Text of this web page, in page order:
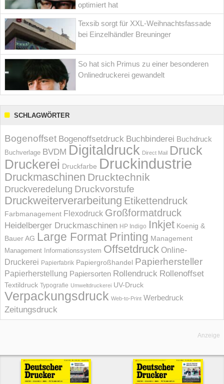
optimiert hat
Texsib sorgt für XXL-Weihnachtsfassade
bei Einzelhändler Breuninger
So hat sich Primus zu einer besonderen
Onlinedruckerei gewandelt
SCHLAGWÖRTER
Bogenoffset Bogenoffsetdruck Buchbinderei Buchdruck
Buchverlage BVDM Digitaldruck Direct Mail Druck
Druckerei Druckfarbe Druckindustrie
Druckmaschinen Drucktechnik
Druckveredelung Druckvorstufe
Druckweiterverarbeitung Etikettendruck
Farbmanagement Flexodruck Großformatdruck
Heidelberger Druckmaschinen HP Indigo Inkjet Koenig &
Bauer AG Large Format Printing Management
Management Informations­system Offsetdruck Online-
Druckerei Papierfabrik Papiergroßhandel Papierhersteller
Papierherstellung Papiersorten Rollendruck Rollenoffset
Textildruck Typografie Umweltdruckerei UV-Druck
Verpackungsdruck Web-to-Print Werbedruck
Zeitungsdruck
Anzeige